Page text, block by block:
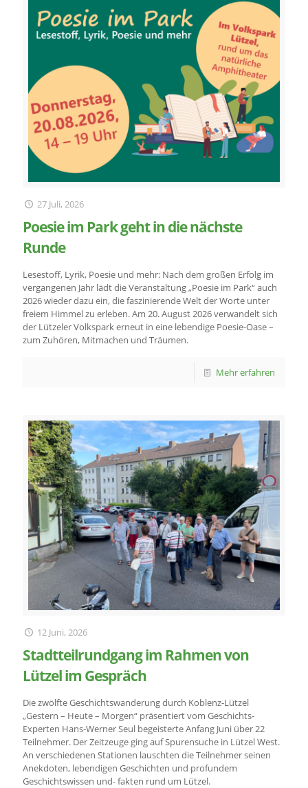
27 Juli, 2026
Poesie im Park geht in die nächste
Runde
Lesestoff, Lyrik, Poesie und mehr: Nach dem großen Erfolg im
vergangenen Jahr lädt die Veranstaltung „Poesie im Park“ auch
2026 wieder dazu ein, die faszinierende Welt der Worte unter
freiem Himmel zu erleben. Am 20. August 2026 verwandelt sich
der Lützeler Volkspark erneut in eine lebendige Poesie-Oase –
zum Zuhören, Mitmachen und Träumen.
Mehr erfahren
12 Juni, 2026
Stadtteilrundgang im Rahmen von
Lützel im Gespräch
Die zwölfte Geschichtswanderung durch Koblenz-Lützel
„Gestern – Heute – Morgen“ präsentiert vom Geschichts-
Experten Hans-Werner Seul begeisterte Anfang Juni über 22
Teilnehmer. Der Zeitzeuge ging auf Spurensuche in Lützel West.
An verschiedenen Stationen lauschten die Teilnehmer seinen
Anekdoten, lebendigen Geschichten und profundem
Geschichtswissen und- fakten rund um Lützel.